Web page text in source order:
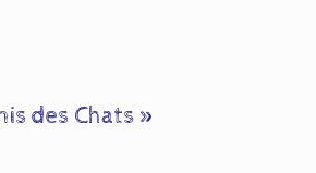
des Chats »